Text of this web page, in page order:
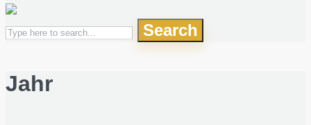
Search
Jahr